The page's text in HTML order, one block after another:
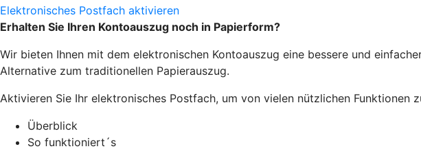
Elektronisches Postfach aktivieren
Erhalten Sie Ihren Kontoauszug noch in Papierform?
Wir bieten Ihnen mit dem elektronischen Kontoauszug eine bessere und
Alternative zum traditionellen Papierauszug.
Aktivieren Sie Ihr elektronisches Postfach, um von vielen nützlichen Funktionen
Überblick
So funktioniert´s